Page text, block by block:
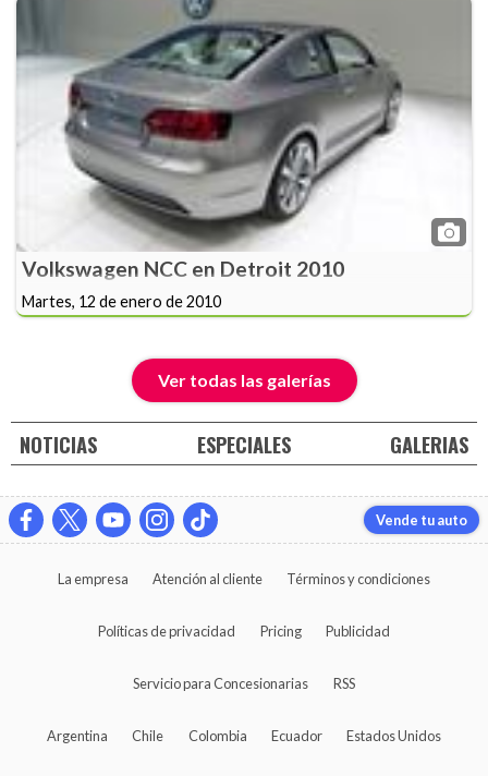
Volkswagen NCC en Detroit 2010
Martes, 12 de enero de 2010
Ver todas las galerías
NOTICIAS ESPECIALES GALERIAS
Vende tu auto
La empresa Atención al cliente Términos y condiciones
Políticas de privacidad Pricing Publicidad
Servicio para Concesionarias RSS
Argentina Chile Colombia Ecuador Estados Unidos